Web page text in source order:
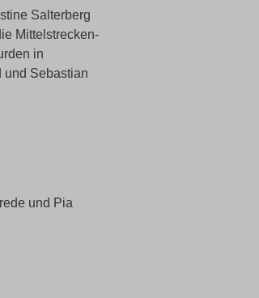
Salterberg
Mittelstrecken-
in
und Sebastian
und Pia